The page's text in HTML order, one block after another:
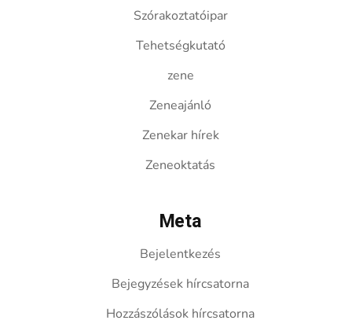
Szórakoztatóipar
Tehetségkutató
zene
Zeneajánló
Zenekar hírek
Zeneoktatás
Meta
Bejelentkezés
Bejegyzések hírcsatorna
Hozzászólások hírcsatorna